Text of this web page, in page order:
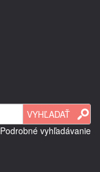
Podrobné vyhľadávanie